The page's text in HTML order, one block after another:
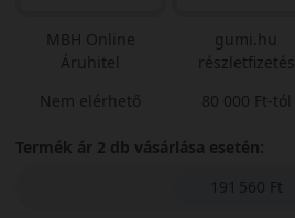
MBH Online
Áruhitel
Nem elérhető
gumi.hu
részletfizetés
80 000 Ft-tól
Termék ár 2 db vásárlása esetén:
191 560 Ft